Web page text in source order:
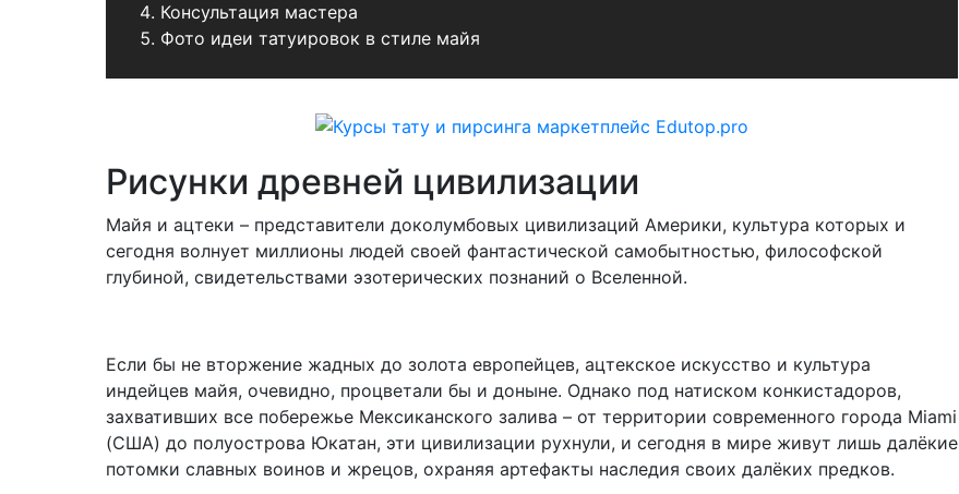
Консультация мастера
Фото идеи татуировок в стиле майя
Рисунки древней цивилизации
Майя и ацтеки – представители доколумбовых цивилизаций Америки, культура которых и
сегодня волнует миллионы людей своей фантастической самобытностью, философской
глубиной, свидетельствами эзотерических познаний о Вселенной.
Если бы не вторжение жадных до золота европейцев, ацтекское искусство и культура
индейцев майя, очевидно, процветали бы и доныне. Однако под натиском конкистадоров,
захвативших все побережье Мексиканского залива – от территории современного города Miami
(США) до полуострова Юкатан, эти цивилизации рухнули, и сегодня в мире живут лишь далёкие
потомки славных воинов и жрецов, охраняя артефакты наследия своих далёких предков.